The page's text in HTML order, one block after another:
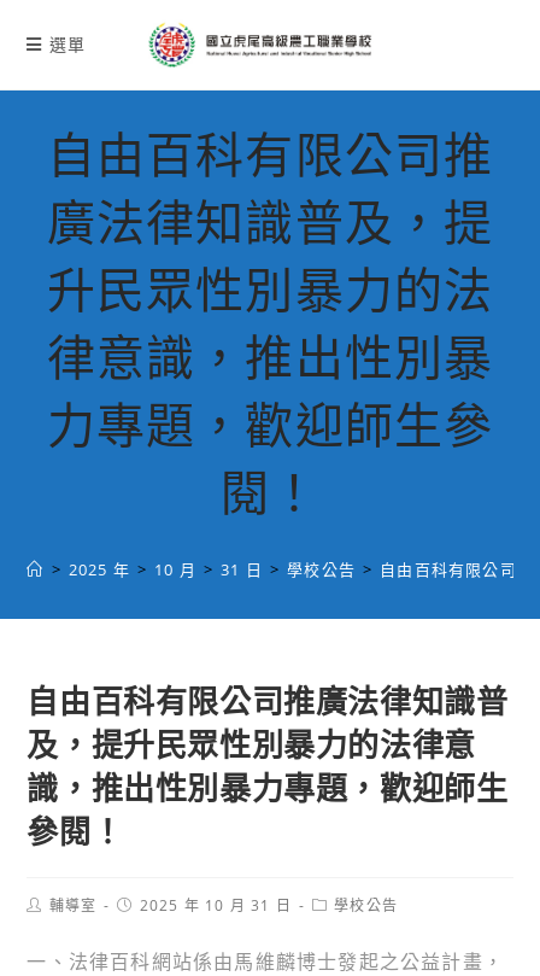
選單
自由百科有限公司推
廣法律知識普及，提
升民眾性別暴力的法
律意識，推出性別暴
力專題，歡迎師生參
閱！
> 2025 年 > 10 月 > 31 日 > 學校公告 > 自由百科有限公司
自由百科有限公司推廣法律知識普
及，提升民眾性別暴力的法律意
識，推出性別暴力專題，歡迎師生
參閱！
Post輔導室
Post2025 年 10 月 31 日
Post學校公告
一、法律百科網站係由馬維麟博士發起之公益計畫，